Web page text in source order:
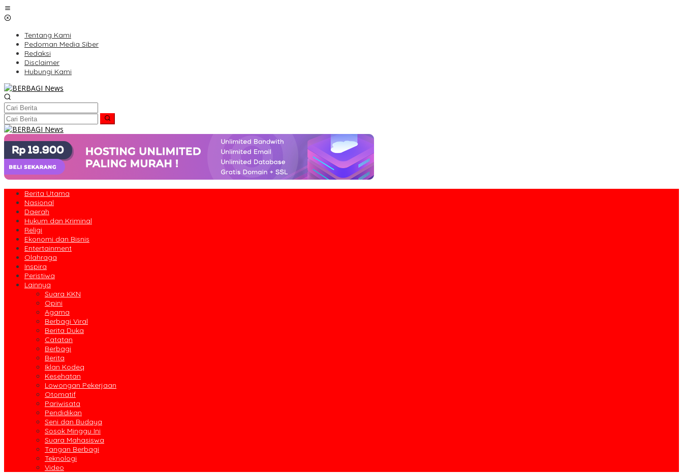
Lewati
ke
Tentang Kami
Pedoman Media Siber
Redaksi
Disclaimer
Hubungi Kami
Berita Utama
Nasional
Daerah
Hukum dan Kriminal
Religi
Ekonomi dan Bisnis
Entertainment
Olahraga
Inspira
Peristiwa
Lainnya
Suara KKN
Opini
Agama
Berbagi Viral
Berita Duka
Catatan
Berbagi
Berita
Iklan Kodeq
Kesehatan
Lowongan Pekerjaan
Otomatif
Pariwisata
Pendidikan
Seni dan Budaya
Sosok Minggu Ini
Suara Mahasiswa
Tangan Berbagi
Teknologi
Video